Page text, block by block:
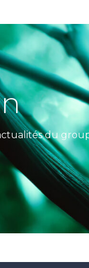
du